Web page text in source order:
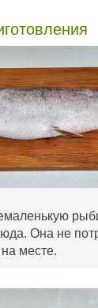
Она не
месте.